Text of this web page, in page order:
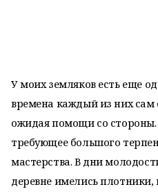
У моих земляков есть еще
времена каждый из них сам
ожидая помощи со стороны.
требующее большого
мастерства. В дни
деревне имелись